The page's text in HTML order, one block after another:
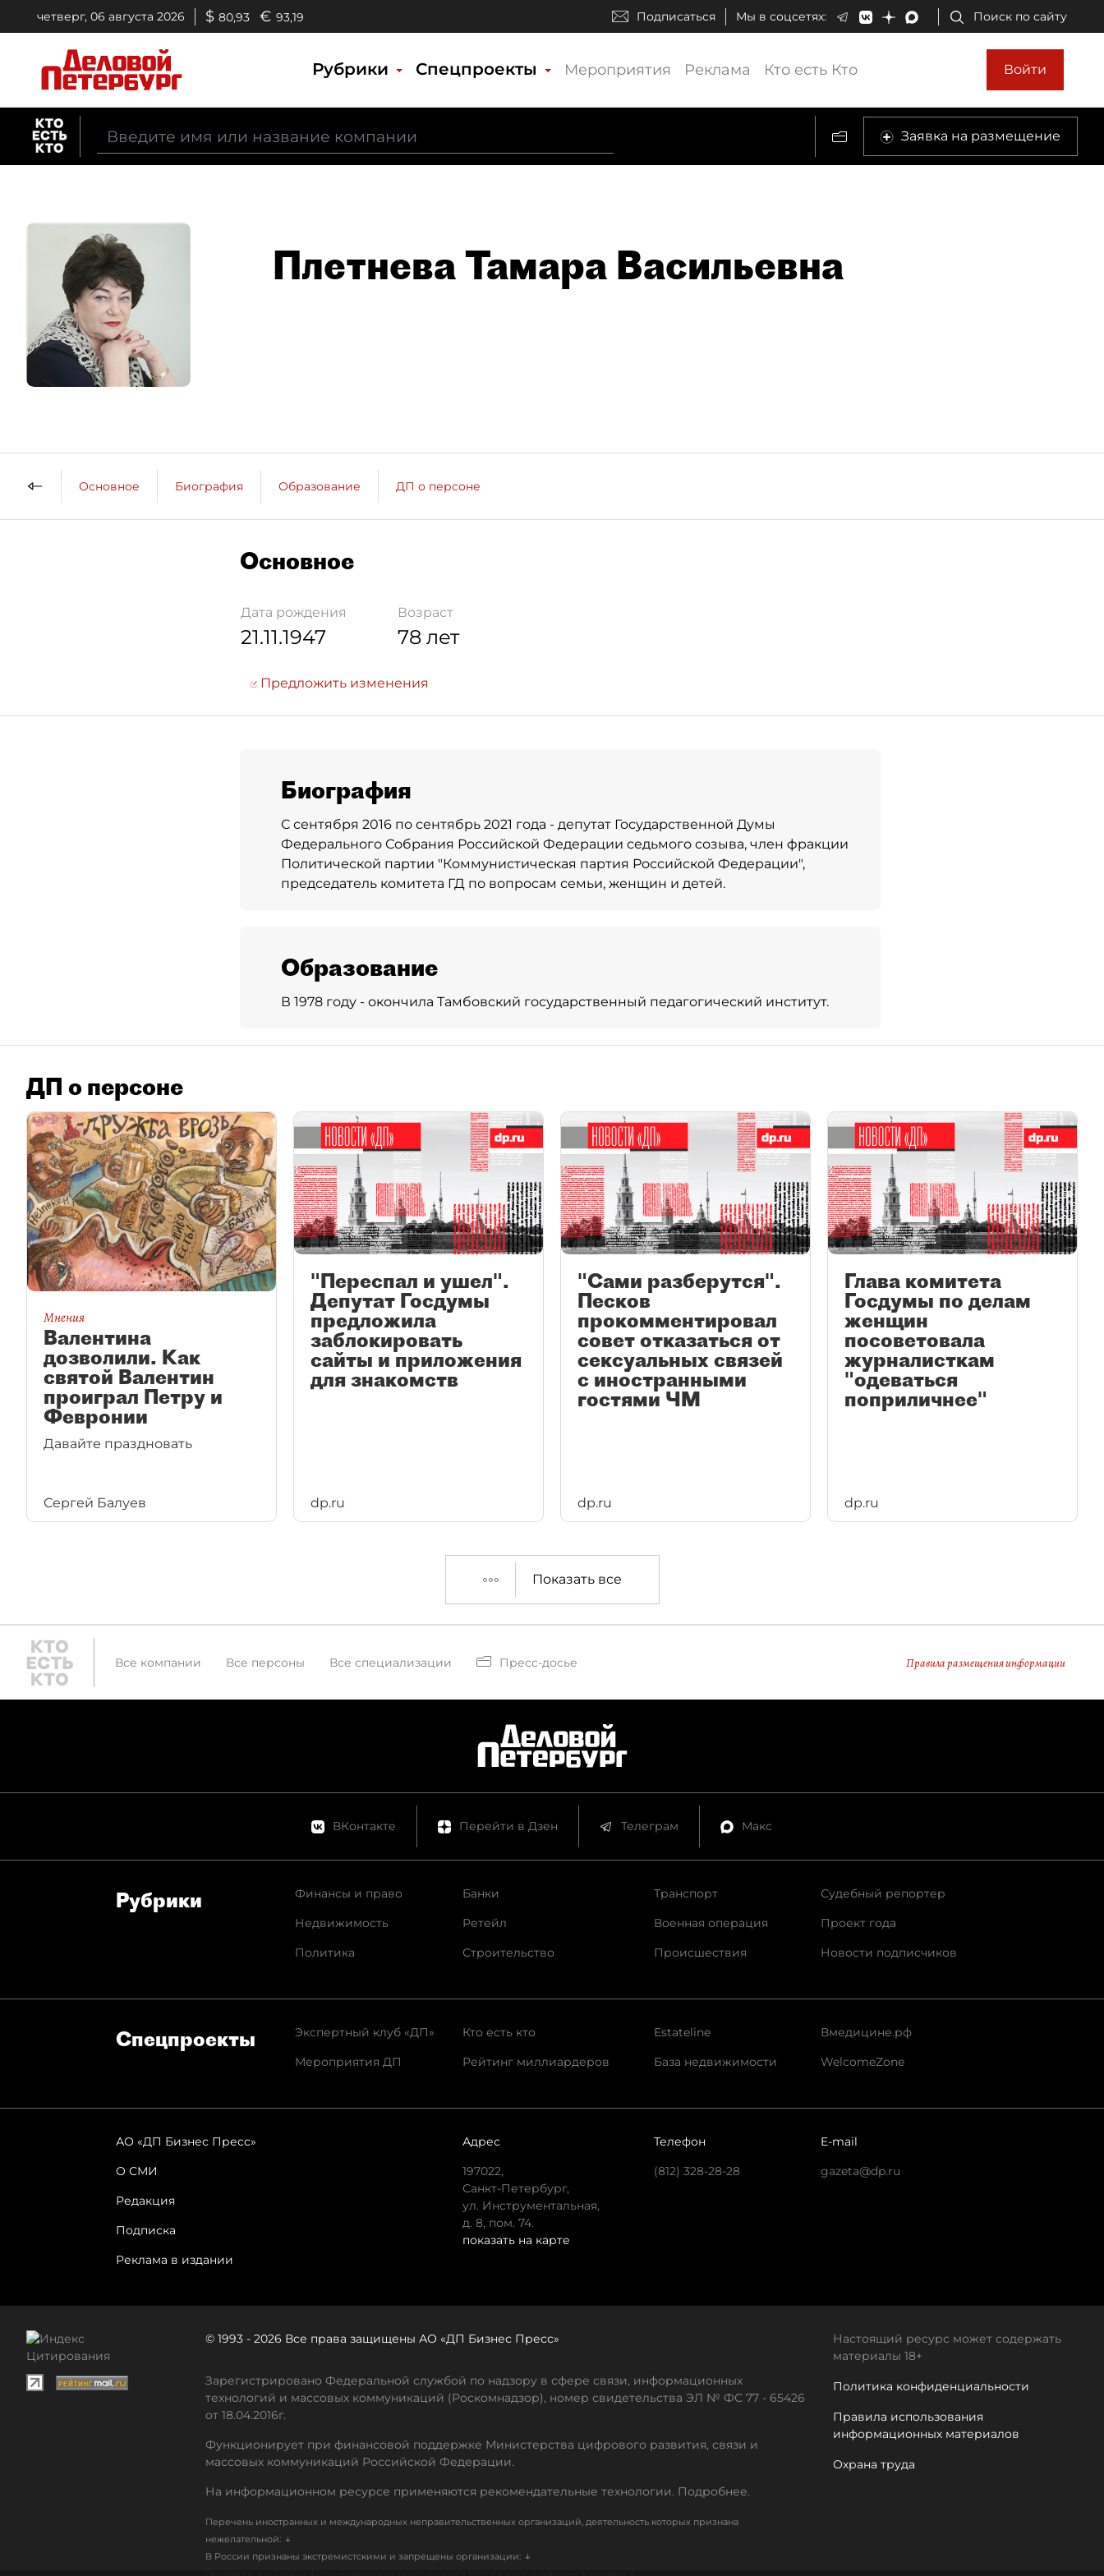
четверг, 06 августа 2026 $ 80,93 € 93,19 Подписаться Мы в соцсетях: Поиск по сайту
Рубрики Спецпроекты Мероприятия Реклама Кто есть Кто Войти
Заявка на размещение
Плетнева Тамара Васильевна
Основное Биография Образование ДП о персоне
Основное
Дата рождения
21.11.1947
Возраст
78 лет
Предложить изменения
Биография
С сентября 2016 по сентябрь 2021 года - депутат Государственной Думы
Федерального Собрания Российской Федерации седьмого созыва, член фракции
Политической партии "Коммунистическая партия Российской Федерации",
председатель комитета ГД по вопросам семьи, женщин и детей.
Образование
В 1978 году - окончила Тамбовский государственный педагогический институт.
ДП о персоне
Мнения
Валентина
дозволили. Как
святой Валентин
проиграл Петру и
Февронии
Давайте праздновать
Сергей Балуев
"Переспал и ушел".
Депутат Госдумы
предложила
заблокировать
сайты и приложения
для знакомств
dp.ru
"Сами разберутся".
Песков
прокомментировал
совет отказаться от
сексуальных связей
с иностранными
гостями ЧМ
dp.ru
Глава комитета
Госдумы по делам
женщин
посоветовала
журналисткам
"одеваться
поприличнее"
dp.ru
Показать все
Все компании Все персоны Все специализации Пресс-досье Правила размещения информации
ВКонтакте Перейти в Дзен Телеграм Макс
Рубрики
Финансы и право
Недвижимость
Политика
Банки
Ретейл
Строительство
Транспорт
Военная операция
Происшествия
Судебный репортер
Проект года
Новости подписчиков
Спец­проекты
Экспертный клуб «ДП»
Мероприятия ДП
Кто есть кто
Рейтинг миллиардеров
Estateline
База недвижимости
Вмедицине.рф
WelcomeZone
АО «ДП Бизнес Пресс»
О СМИ
Редакция
Подписка
Реклама в издании
Адрес
197022,
Санкт-Петербург,
ул. Инструментальная,
д. 8, пом. 74.
показать на карте
Телефон
(812) 328-28-28
E-mail
gazeta@dp.ru
© 1993 - 2026 Все права защищены АО «ДП Бизнес Пресс»
Зарегистрировано Федеральной службой по надзору в сфере связи, информационных
технологий и массовых коммуникаций (Роскомнадзор), номер свидетельства ЭЛ № ФС 77 - 65426
от 18.04.2016г.
Функционирует при финансовой поддержке Министерства цифрового развития, связи и
массовых коммуникаций Российской Федерации.
На информационном ресурсе применяются рекомендательные технологии. Подробнее.
Перечень иностранных и международных неправительственных организаций, деятельность которых признана
нежелательной: ↓
В России признаны экстремистскими и запрещены организации: ↓
Настоящий ресурс может содержать
материалы 18+
Политика конфиденциальности
Правила использования
информационных материалов
Охрана труда